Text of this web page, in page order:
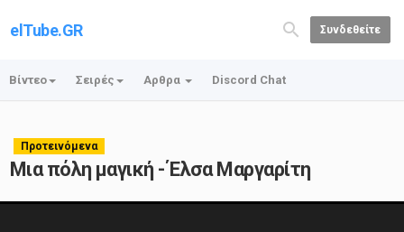
elTube.GR Συνδεθείτε
Βίντεο Σειρές Αρθρα Discord Chat
Προτεινόμενα
Μια πόλη μαγική - Έλσα Μαργαρίτη